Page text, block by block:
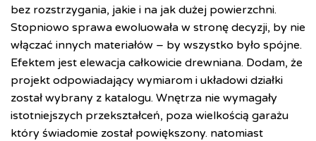
bez rozstrzygania, jakie i na jak dużej powierzchni.
Stopniowo sprawa ewoluowała w stronę decyzji, by nie
włączać innych materiałów – by wszystko było spójne.
Efektem jest elewacja całkowicie drewniana. Dodam, że
projekt odpowiadający wymiarom i układowi działki
został wybrany z katalogu. Wnętrza nie wymagały
istotniejszych przekształceń, poza wielkością garażu
który świadomie został powiększony. natomiast